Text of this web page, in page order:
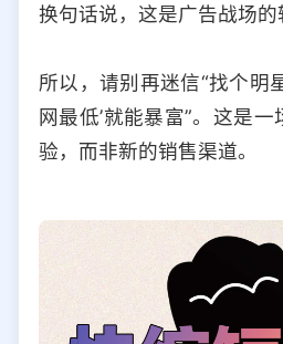
换句话说，这是广告战场的
所以，请别再迷信“找个明
网最低’就能暴富”。这是
验，而非新的销售渠道。